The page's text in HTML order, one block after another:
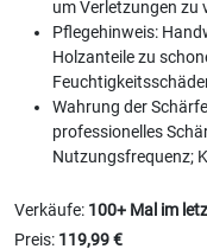
um Verletzungen zu
Pflegehinweis:
Holzanteile zu
Wahrung der
professionelles
Nutzungsfrequenz;
Verkäufe: 100+ Mal im
Preis: 119,99 €